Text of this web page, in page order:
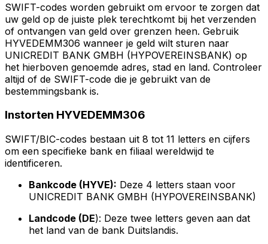
SWIFT-codes worden gebruikt om ervoor te zorgen dat
uw geld op de juiste plek terechtkomt bij het verzenden
of ontvangen van geld over grenzen heen. Gebruik
HYVEDEMM306 wanneer je geld wilt sturen naar
UNICREDIT BANK GMBH (HYPOVEREINSBANK) op
het hierboven genoemde adres, stad en land. Controleer
altijd of de SWIFT-code die je gebruikt van de
bestemmingsbank is.
Instorten HYVEDEMM306
SWIFT/BIC-codes bestaan uit 8 tot 11 letters en cijfers
om een specifieke bank en filiaal wereldwijd te
identificeren.
Bankcode (HYVE): Deze 4 letters staan voor
UNICREDIT BANK GMBH (HYPOVEREINSBANK)
Landcode (DE): Deze twee letters geven aan dat
het land van de bank Duitslandis.